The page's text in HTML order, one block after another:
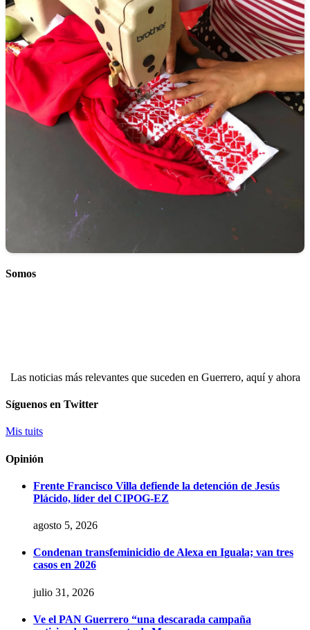
Somos
Las noticias más relevantes que suceden en Guerrero, aquí y ahora
Síguenos en Twitter
Mis tuits
Opinión
Frente Francisco Villa defiende la detención de Jesús
Plácido, líder del CIPOG-EZ
agosto 5, 2026
Condenan transfeminicidio de Alexa en Iguala; van tres
casos en 2026
julio 31, 2026
Ve el PAN Guerrero “una descarada campaña